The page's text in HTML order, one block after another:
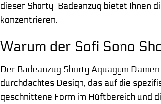
dieser Shorty-Badeanzug bietet Ihnen
konzentrieren.
Warum der Sofi Sono
Der Badeanzug Shorty Aquagym
durchdachtes Design, das auf die
geschnittene Form im Hüftbereich und